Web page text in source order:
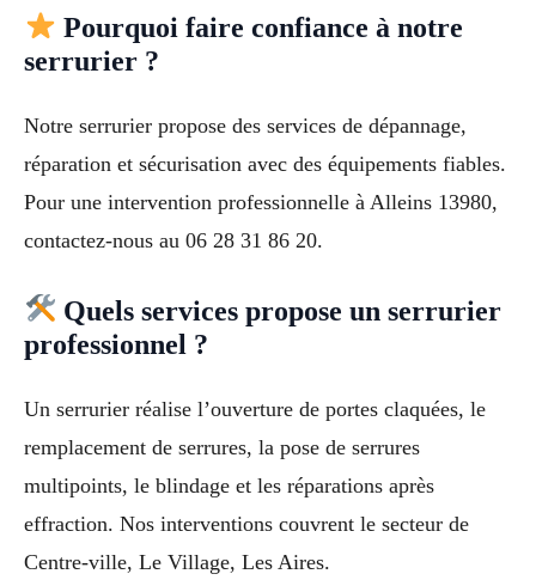
Pourquoi faire confiance à notre
serrurier ?
Notre serrurier propose des services de dépannage,
réparation et sécurisation avec des équipements fiables.
Pour une intervention professionnelle à Alleins 13980,
contactez-nous au 06 28 31 86 20.
Quels services propose un serrurier
professionnel ?
Un serrurier réalise l’ouverture de portes claquées, le
remplacement de serrures, la pose de serrures
multipoints, le blindage et les réparations après
effraction. Nos interventions couvrent le secteur de
Centre-ville, Le Village, Les Aires.